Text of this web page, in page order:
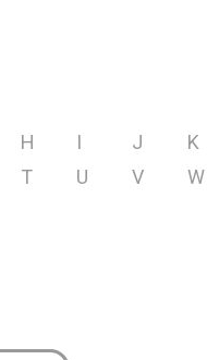
H I J K
T U V W